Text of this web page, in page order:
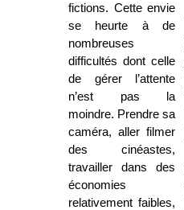
fictions. Cette envie
se heurte à de
nombreuses
difficultés dont celle
de gérer l’attente
n’est pas la
moindre. Prendre sa
caméra, aller filmer
des cinéastes,
travailler dans des
économies
relativement faibles,